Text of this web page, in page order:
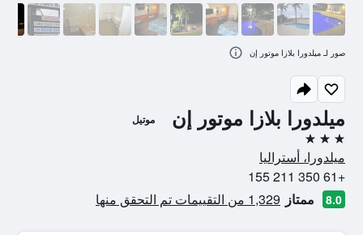
ميلدورا بلازا موتور إن موتيل
3 نجوم
ميلدورا، أستراليا
+61 350 211 155
8.0 ممتاز 1,329 من التقييمات تم التحقق منها
صور لـ ميلدورا بلازا موتور إن